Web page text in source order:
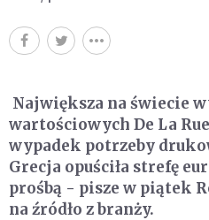
Największa na świecie
wartościowych De La
wypadek potrzeby
Grecja opuściła strefę
prośbą - pisze w piątek
na źródło z branży.